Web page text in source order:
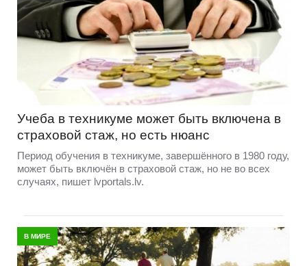
Учеба в техникуме может быть включена в
страховой стаж, но есть нюанс
Период обучения в техникуме, завершённого в 1980 году,
может быть включён в страховой стаж, но не во всех
случаях, пишет lvportals.lv.
В МИРЕ